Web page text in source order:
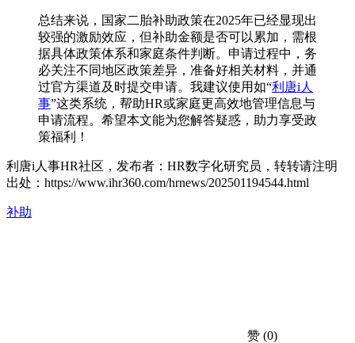
总结来说，国家二胎补助政策在2025年已经显现出
较强的激励效应，但补助金额是否可以累加，需根
据具体政策体系和家庭条件判断。申请过程中，务
必关注不同地区政策差异，准备好相关材料，并通
过官方渠道及时提交申请。我建议使用如“利唐i人
事”这类系统，帮助HR或家庭更高效地管理信息与
申请流程。希望本文能为您解答疑惑，助力享受政
策福利！
利唐i人事HR社区，发布者：HR数字化研究员，转转请注明
出处： https://www.ihr360.com/hrnews/202501194544.html
补助
赞 (0)